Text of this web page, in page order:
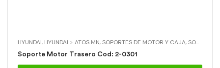
HYUNDAI, HYUNDAI > ATOS MN,SOPORTES DE MOTOR Y CAJA,SOPORTES DE MOTOR Y CAJA > SOPORTE MOTOR TRASERO
Soporte Motor Trasero Cod: 2-0301